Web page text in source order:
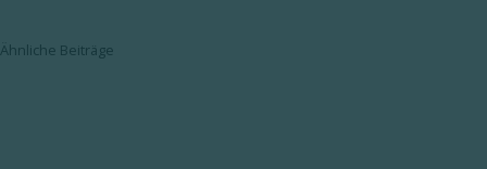
Ähnliche Beiträge